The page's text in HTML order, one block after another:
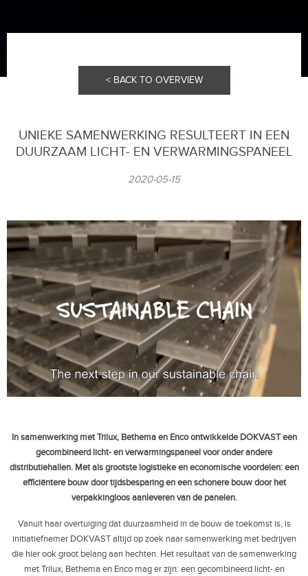
< BACK TO OVERVIEW
UNIEKE SAMENWERKING RESULTEERT IN EEN
DUURZAAM LICHT- EN VERWARMINGSPANEEL
2020-05-15
In samenwerking met Trilux, Bethema en Enco ontwikkelde DOKVAST een
gecombineerd licht- en verwarmingspaneel voor onder andere
distributiehallen. Met als grootste logistieke en economische voordelen: een
efficiëntere bouw door tijdsbesparing en een schonere bouw door het
verpakkingloos aanleveren van de panelen.
Vanuit haar overtuiging dat duurzaamheid in de bouw de toekomst is, is
initiatiefnemer DOKVAST altijd op zoek naar samenwerking met bedrijven
die hier ook groot belang aan hechten. Het resultaat van de samenwerking
met Trilux, Bethema en Enco mag er zijn: een gecombineerd licht- en